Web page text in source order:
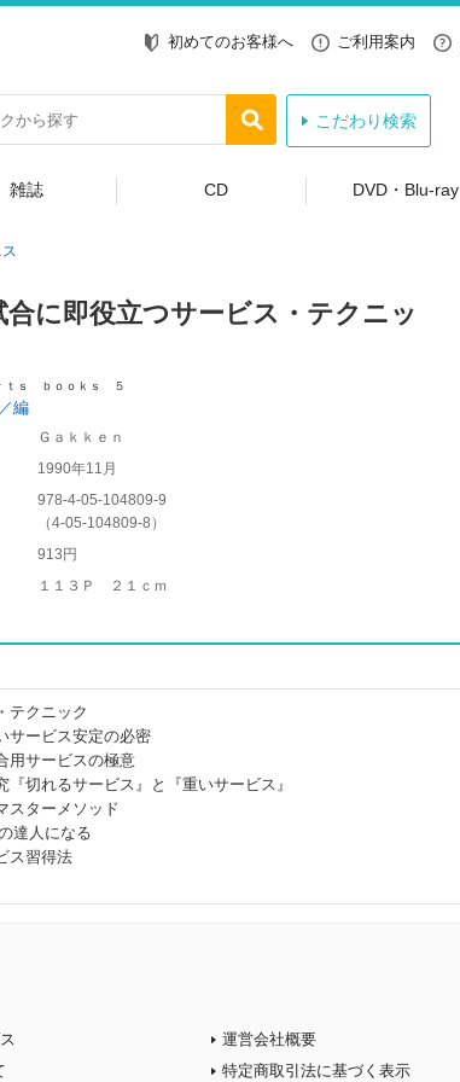
初めてのお客様へ ご利用案内
こだわり検索
雑誌 CD DVD・Blu-ray
に即役立つサービス・テクニッ
ｔｓ ｂｏｏｋｓ ５
編
Ｇａｋｋｅｎ
1990年11月
978-4-05-104809-9
（4-05-104809-8 ）
913円
１１３Ｐ ２１ｃｍ
テクニック
サービス安定の必密
用サービスの極意
切れるサービス』と『重いサービス』
スターメソッド
達人になる
ス習得法
運営会社概要
特定商取引法に基づく表示